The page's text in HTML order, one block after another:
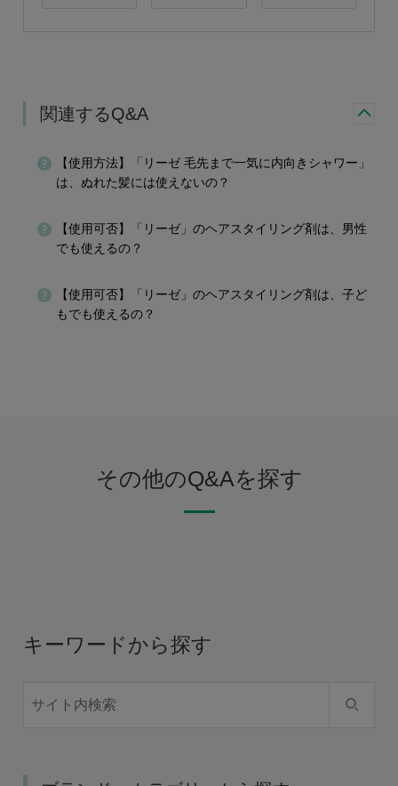
関連するQ&A
【使用方法】「リーゼ 毛先まで一気に内向きシャワー」
は、ぬれた髪には使えないの？
【使用可否】「リーゼ」のヘアスタイリング剤は、男性
でも使えるの？
【使用可否】「リーゼ」のヘアスタイリング剤は、子ど
もでも使えるの？
その他のQ&Aを探す
キーワードから探す